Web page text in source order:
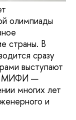
олимпиады
страны. В
сразу
выступают
МИФИ —
многих лет
и